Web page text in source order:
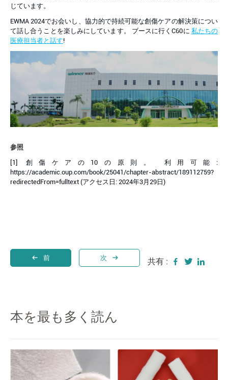
じています。
EWMA 2024でお会いし、協力的で持続可能な創傷ケアの解決策につい
て話し合うことを楽しみにしています。 ブースに行くC60に 私たちの
医療担当者と話す!
参照
[1] 創傷ケアの10の原則。 利用可能:
https://academic.oup.com/book/25041/chapter-abstract/189112759?
redirectedFrom=fulltext (アクセス日: 2024年3月29日)
前 次 共有 :
本を最も多く読ん